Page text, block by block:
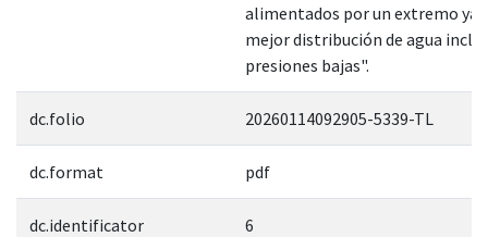
alimentados por un extremo ya
mejor distribución de agua
presiones bajas".
dc.folio 20260114092905-5339-TL
dc.format pdf
dc.identificator 6